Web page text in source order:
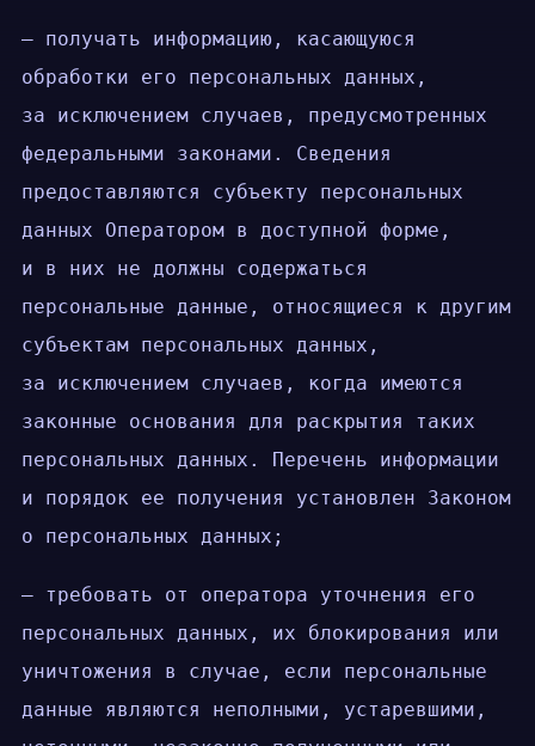
— получать информацию, касающуюся
обработки его персональных данных,
за исключением случаев, предусмотренных
федеральными законами. Сведения
предоставляются субъекту персональных
данных Оператором в доступной форме,
и в них не должны содержаться
персональные данные, относящиеся к другим
субъектам персональных данных,
за исключением случаев, когда имеются
законные основания для раскрытия таких
персональных данных. Перечень информации
и порядок ее получения установлен Законом
о персональных данных;
— требовать от оператора уточнения его
персональных данных, их блокирования или
уничтожения в случае, если персональные
данные являются неполными, устаревшими,